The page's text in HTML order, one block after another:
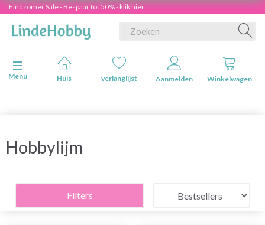
Eindzomer Sale - Bespaar tot 50% - klik hier
Navigatie in-/uitschakelen
Menu
Huis verlanglijst Aanmelden Winkelwagen
Hobbylijm
Filters